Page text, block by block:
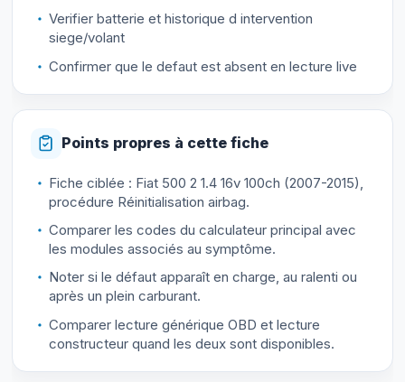
Verifier batterie et historique d intervention
siege/volant
Confirmer que le defaut est absent en lecture live
Points propres à cette fiche
Fiche ciblée : Fiat 500 2 1.4 16v 100ch (2007-2015),
procédure Réinitialisation airbag.
Comparer les codes du calculateur principal avec
les modules associés au symptôme.
Noter si le défaut apparaît en charge, au ralenti ou
après un plein carburant.
Comparer lecture générique OBD et lecture
constructeur quand les deux sont disponibles.